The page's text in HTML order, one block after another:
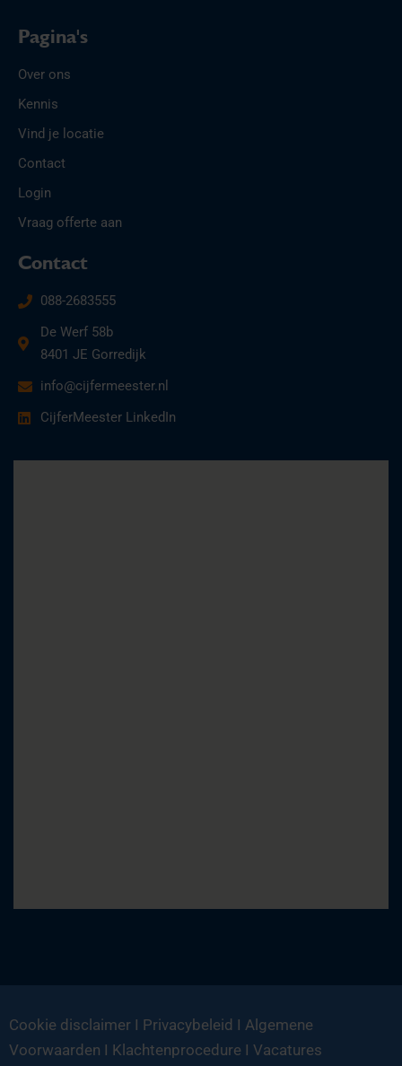
Pagina's
Over ons
Kennis
Vind je locatie
Contact
Login
Vraag offerte aan
Contact
088-2683555
De Werf 58b
8401 JE Gorredijk
info@cijfermeester.nl
CijferMeester LinkedIn
Cookie disclaimer I Privacybeleid I Algemene
Voorwaarden I Klachtenprocedure I Vacatures